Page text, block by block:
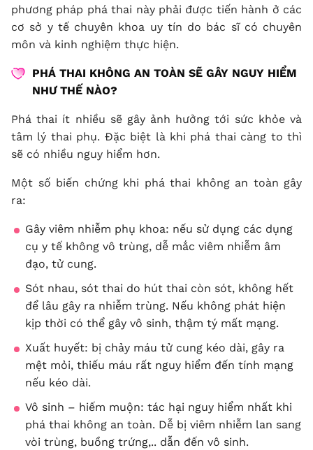
phương pháp phá thai này phải được tiến hành ở các
cơ sở y tế chuyên khoa uy tín do bác sĩ có chuyên
môn và kinh nghiệm thực hiện.
PHÁ THAI KHÔNG AN TOÀN SẼ GÂY NGUY HIỂM
NHƯ THẾ NÀO?
Phá thai ít nhiều sẽ gây ảnh hưởng tới sức khỏe và
tâm lý thai phụ. Đặc biệt là khi phá thai càng to thì
sẽ có nhiều nguy hiểm hơn.
Một số biến chứng khi phá thai không an toàn gây
ra:
Gây viêm nhiễm phụ khoa: nếu sử dụng các dụng
cụ y tế không vô trùng, dễ mắc viêm nhiễm âm
đạo, tử cung.
Sót nhau, sót thai do hút thai còn sót, không hết
để lâu gây ra nhiễm trùng. Nếu không phát hiện
kịp thời có thể gây vô sinh, thậm tý mất mạng.
Xuất huyết: bị chảy máu tử cung kéo dài, gây ra
mệt mỏi, thiếu máu rất nguy hiểm đến tính mạng
nếu kéo dài.
Vô sinh – hiếm muộn: tác hại nguy hiểm nhất khi
phá thai không an toàn. Dễ bị viêm nhiễm lan sang
vòi trùng, buồng trứng,.. dẫn đến vô sinh.